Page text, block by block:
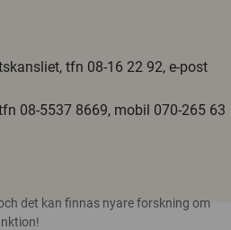
tfn 08-16 22 92, e-post
08-5537 8669, mobil 070-265 63
det kan finnas nyare forskning om